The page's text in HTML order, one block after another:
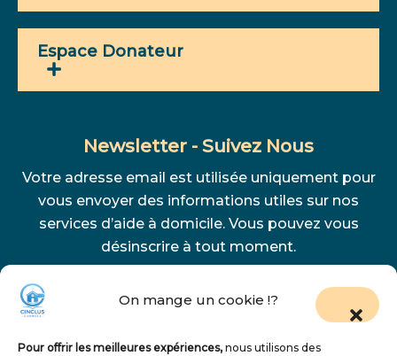
On mange un cookie !?
Pour offrir les meilleures expériences, nous utilisons des
Espace Donateur
Newsletter - Suivez Nous
Votre adresse email est utilisée uniquement pour
vous envoyer des informations utiles sur nos
services d’aide à domicile. Vous pouvez vous
désinscrire à tout moment.